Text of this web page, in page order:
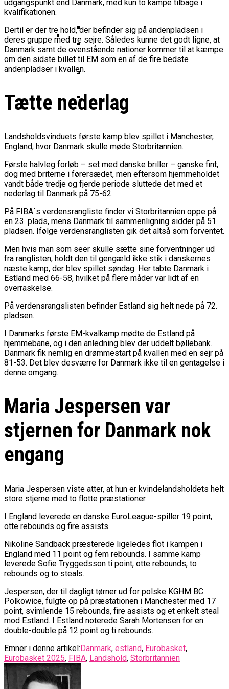
Cup Med Smalt Nederlag
Imponerede Stort I Debut I Youth
Bakken Bears Skuffede Og
Basketball Champions League
Danske Tobias Jensen Fik
Spilletid I Testkamp Mod
Portland Trail Blazers I NBA-
Kamp
Vanvittigt Overtidsdrama Mod
Basketball-OL 2024: Se
Grupperne Og Sæt Krydser I Din
Kalender
Medie: Lebron James Vil Stå I
Spidsen For USA Ved OL 2024
Medlemstal I Dansk Basket Boomer:
Fremgang For 12. År I Træk
udgangspunkt end Danmark, med kun to kampe tilbage i
kvalifikationen.
Dertil er der tre hold, der befinder sig på andenpladsen i
deres gruppe med tre sejre. Således kunne det godt ligne, at
Danmark samt de ovenstående nationer kommer til at kæmpe
om den sidste billet til EM som en af de fire bedste
andenpladser i kvallen.
Tætte nederlag
Landsholdsvinduets første kamp blev spillet i Manchester,
England, hvor Danmark skulle møde Storbritannien.
Første halvleg forløb – set med danske briller – ganske fint,
dog med briterne i førersædet, men eftersom hjemmeholdet
vandt både tredje og fjerde periode sluttede det med et
nederlag til Danmark på 75-62.
På FIBA´s verdensrangliste finder vi Storbritannien oppe på
en 23. plads, mens Danmark til sammenligning sidder på 51.
pladsen. Ifølge verdensranglisten gik det altså som forventet.
Men hvis man som seer skulle sætte sine forventninger ud
fra ranglisten, holdt den til gengæld ikke stik i danskernes
næste kamp, der blev spillet søndag. Her tabte Danmark i
Estland med 66-58, hvilket på flere måder var lidt af en
overraskelse.
På verdensrangslisten befinder Estland sig helt nede på 72.
pladsen.
I Danmarks første EM-kvalkamp mødte de Estland på
hjemmebane, og i den anledning blev der uddelt bøllebank.
Danmark fik nemlig en drømmestart på kvallen med en sejr på
81-53. Det blev desværre for Danmark ikke til en gentagelse i
denne omgang.
Maria Jespersen var
stjernen for Danmark nok
engang
Maria Jespersen viste atter, at hun er kvindelandsholdets helt
store stjerne med to flotte præstationer.
I England leverede en danske EuroLeague-spiller 19 point,
otte rebounds og fire assists.
Nikoline Sandbäck præsterede ligeledes flot i kampen i
England med 11 point og fem rebounds. I samme kamp
leverede Sofie Tryggedsson ti point, otte rebounds, to
rebounds og to steals.
Jespersen, der til dagligt tørner ud for polske KGHM BC
Polkowice, fulgte op på præstationen i Manchester med 17
point, svimlende 15 rebounds, fire assists og et enkelt steal
mod Estland. I Estland noterede Sarah Mortensen for en
double-double på 12 point og ti rebounds.
Emner i denne artikel:Danmark, estland, Eurobasket,
Eurobasket 2025, FIBA, Landshold, Storbritannien